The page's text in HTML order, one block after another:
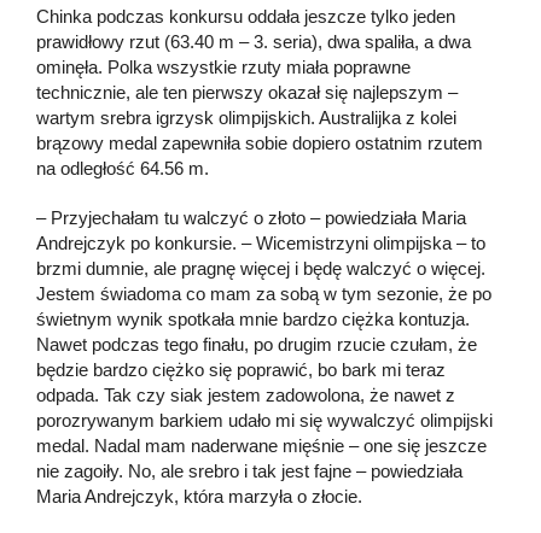
Chinka podczas konkursu oddała jeszcze tylko jeden
prawidłowy rzut (63.40 m – 3. seria), dwa spaliła, a dwa
ominęła. Polka wszystkie rzuty miała poprawne
technicznie, ale ten pierwszy okazał się najlepszym –
wartym srebra igrzysk olimpijskich. Australijka z kolei
brązowy medal zapewniła sobie dopiero ostatnim rzutem
na odległość 64.56 m.
– Przyjechałam tu walczyć o złoto – powiedziała Maria
Andrejczyk po konkursie. – Wicemistrzyni olimpijska – to
brzmi dumnie, ale pragnę więcej i będę walczyć o więcej.
Jestem świadoma co mam za sobą w tym sezonie, że po
świetnym wynik spotkała mnie bardzo ciężka kontuzja.
Nawet podczas tego finału, po drugim rzucie czułam, że
będzie bardzo ciężko się poprawić, bo bark mi teraz
odpada. Tak czy siak jestem zadowolona, że nawet z
porozrywanym barkiem udało mi się wywalczyć olimpijski
medal. Nadal mam naderwane mięśnie – one się jeszcze
nie zagoiły. No, ale srebro i tak jest fajne – powiedziała
Maria Andrejczyk, która marzyła o złocie.